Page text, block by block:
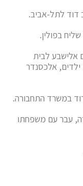
אלישבע לבית
ילדים, אלכסנדר
במשרד התחבורה.
עבר עם משפחתו